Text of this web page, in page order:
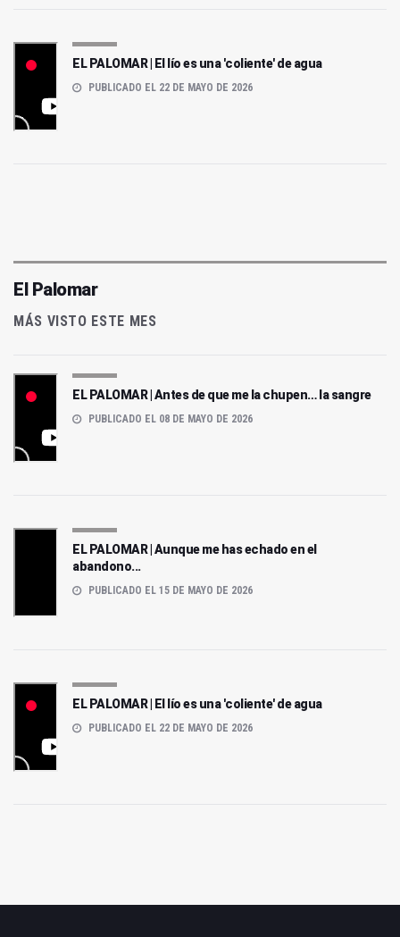
EL PALOMAR | El lío es una 'coliente' de agua
PUBLICADO EL 22 DE MAYO DE 2026
El Palomar
MÁS VISTO ESTE MES
EL PALOMAR | Antes de que me la chupen… la sangre
PUBLICADO EL 08 DE MAYO DE 2026
EL PALOMAR | Aunque me has echado en el
abandono...
PUBLICADO EL 15 DE MAYO DE 2026
EL PALOMAR | El lío es una 'coliente' de agua
PUBLICADO EL 22 DE MAYO DE 2026